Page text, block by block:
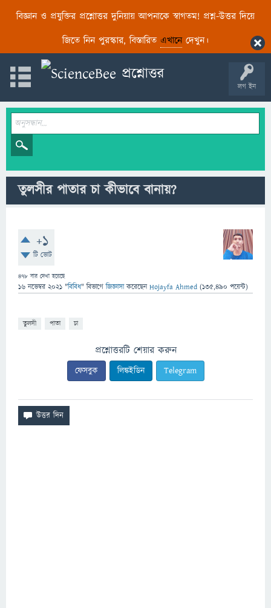
বিজ্ঞান ও প্রযুক্তির প্রশ্নোত্তর দুনিয়ায় আপনাকে স্বাগতম! প্রশ্ন-উত্তর দিয়ে
জিতে নিন পুরস্কার, বিস্তারিত এখানেদেখুন।
লগ ইন
তুলসীর পাতার চা কীভাবে বানায়?
+1
টি ভোট
478 বার দেখা হয়েছে
16 নভেম্বর 2021 "বিবিধ" বিভাগে জিজ্ঞাসাকরেছেনHojayfa Ahmed (135,490 পয়েন্ট)
তুলসী পাতা চা
প্রশ্নোত্তরটি শেয়ার করুন
ফেসবুক লিঙ্কইডিন Telegram